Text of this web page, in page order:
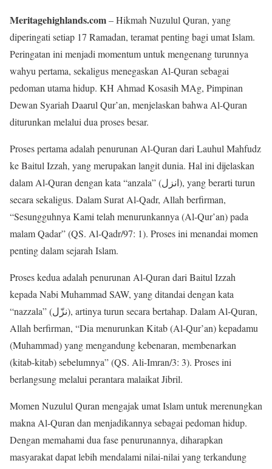
Meritagehighlands.com– Hikmah Nuzulul Quran, yang
diperingati setiap 17 Ramadan, teramat penting bagi umat Islam.
Peringatan ini menjadi momentum untuk mengenang turunnya
wahyu pertama, sekaligus menegaskan Al-Quran sebagai
pedoman utama hidup. KH Ahmad Kosasih MAg, Pimpinan
Dewan Syariah Daarul Qur’an, menjelaskan bahwa Al-Quran
diturunkan melalui dua proses besar.
Proses pertama adalah penurunan Al-Quran dari Lauhul Mahfudz
ke Baitul Izzah, yang merupakan langit dunia. Hal ini dijelaskan
dalam Al-Quran dengan kata “anzala” (انزل), yang berarti turun
secara sekaligus. Dalam Surat Al-Qadr, Allah berfirman,
“Sesungguhnya Kami telah menurunkannya (Al-Qur’an) pada
malam Qadar” (QS. Al-Qadr/97: 1). Proses ini menandai momen
penting dalam sejarah Islam.
Proses kedua adalah penurunan Al-Quran dari Baitul Izzah
kepada Nabi Muhammad SAW, yang ditandai dengan kata
“nazzala” (نزّل), artinya turun secara bertahap. Dalam Al-Quran,
Allah berfirman, “Dia menurunkan Kitab (Al-Qur’an) kepadamu
(Muhammad) yang mengandung kebenaran, membenarkan
(kitab-kitab) sebelumnya” (QS. Ali-Imran/3: 3). Proses ini
berlangsung melalui perantara malaikat Jibril.
Momen Nuzulul Quran mengajak umat Islam untuk merenungkan
makna Al-Quran dan menjadikannya sebagai pedoman hidup.
Dengan memahami dua fase penurunannya, diharapkan
masyarakat dapat lebih mendalami nilai-nilai yang terkandung